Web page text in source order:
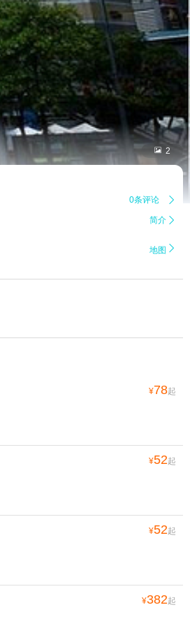
 2
0条评论 
简介 
地图 
¥78起
¥52起
¥52起
¥382起